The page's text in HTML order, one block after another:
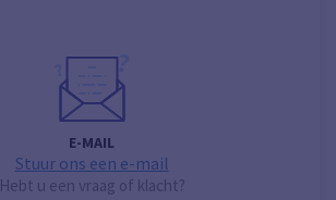
E-MAIL
Stuur ons een e-mail
Hebt u een vraag of klacht?